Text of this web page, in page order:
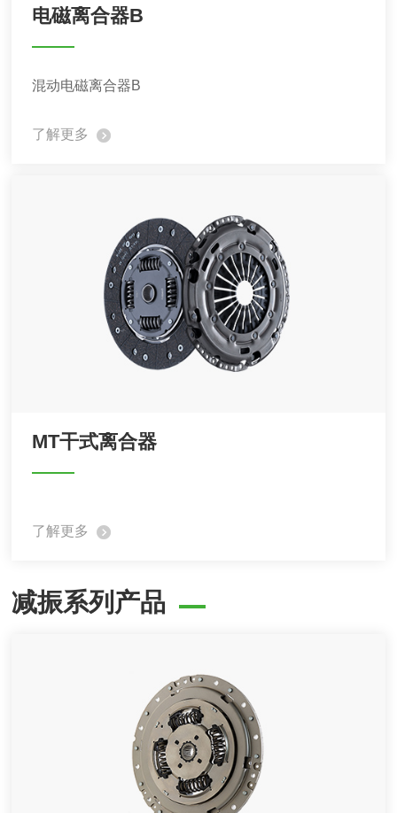
电磁离合器B
混动电磁离合器B
了解更多
MT干式离合器
了解更多
减振系列产品